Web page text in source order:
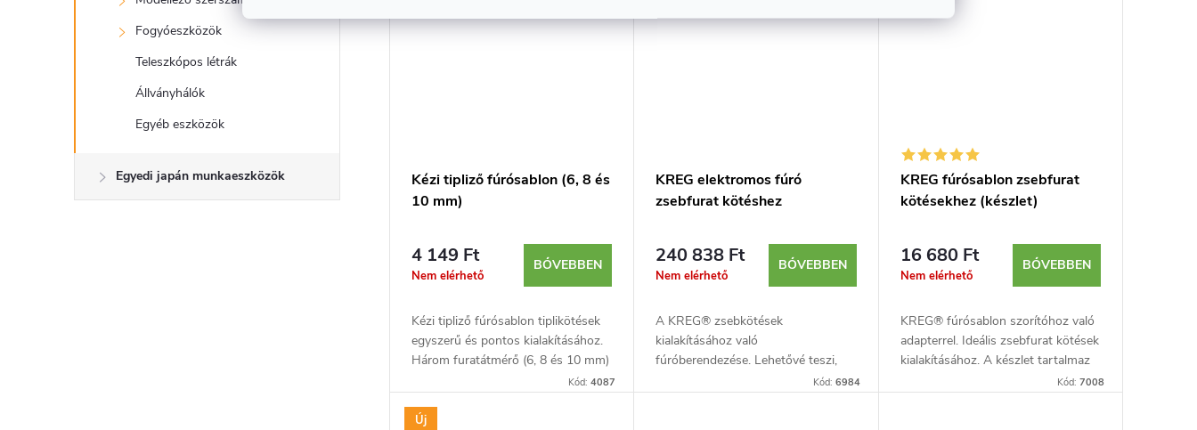
Fogyóeszközök
Teleszkópos létrák
Állványhálók
Egyéb eszközök
Egyedi japán munkaeszközök
Kézi tipliző fúrósablon (6, 8 és
10 mm)
4 149 Ft
Nem elérhető
BŐVEBBEN
Kézi tipliző fúrósablon tiplikötések
egyszerű és pontos kialakításához.
Három furatátmérő (6, 8 és 10 mm)
egyben. Gyors középpontozás a
megkönnyíti a...
Kód:4087
KREG elektromos fúró
zsebfurat kötéshez
240 838 Ft
Nem elérhető
BŐVEBBEN
A KREG® zsebkötések
kialakításához való
fúróberendezése. Lehetővé teszi,
Kód: 6984
KREG fúrósablon zsebfurat
kötésekhez (készlet)
16 680 Ft
Nem elérhető
BŐVEBBEN
KREG® fúrósablon szorítóhoz való
adapterrel. Ideális zsebfurat kötések
kialakításához. A készlet tartalmaz
egy JIG R3 típusú fúrósablont, egy
Kód: 7008
Új